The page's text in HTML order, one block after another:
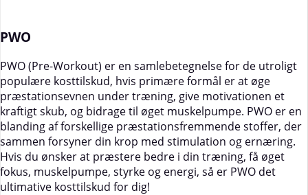
PWO
PWO (Pre-Workout) er en samlebetegnelse for de utroligt
populære kosttilskud, hvis primære formål er at øge
præstationsevnen under træning, give motivationen et
kraftigt skub, og bidrage til øget muskelpumpe. PWO er en
blanding af forskellige præstationsfremmende stoffer, der
sammen forsyner din krop med stimulation og ernæring.
Hvis du ønsker at præstere bedre i din træning, få øget
fokus, muskelpumpe, styrke og energi, så er PWO det
ultimative kosttilskud for dig!